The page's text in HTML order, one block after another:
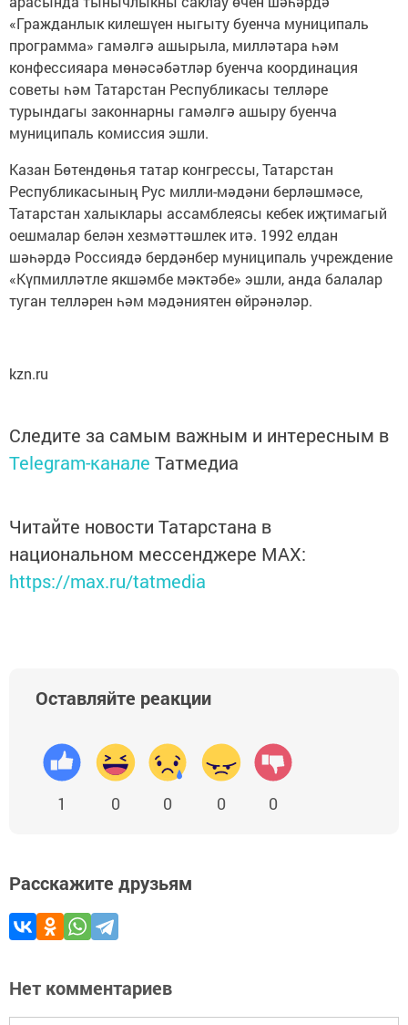
«Гражданлык килешүен ныгыту буенча муниципаль
программа» гамәлгә ашырыла, милләтара һәм
конфессияара мөнәсәбәтләр буенча координация
советы һәм Татарстан Республикасы телләре
турындагы законнарны гамәлгә ашыру буенча
муниципаль комиссия эшли.
Казан Бөтендөнья татар конгрессы, Татарстан
Республикасының Рус милли-мәдәни берләшмәсе,
Татарстан халыклары ассамблеясы кебек иҗтимагый
оешмалар белән хезмәттәшлек итә. 1992 елдан
шәһәрдә Россиядә бердәнбер муниципаль учреждение
«Күпмилләтле якшәмбе мәктәбе» эшли, анда балалар
туган телләрен һәм мәдәниятен өйрәнәләр.
kzn.ru
Следите за самым важным и интересным в
Telegram-канале Татмедиа
Читайте новости Татарстана в
национальном мессенджере MАХ:
https://max.ru/tatmedia
Оставляйте реакции
1 0 0 0 0
Расскажите друзьям
Нет комментариев